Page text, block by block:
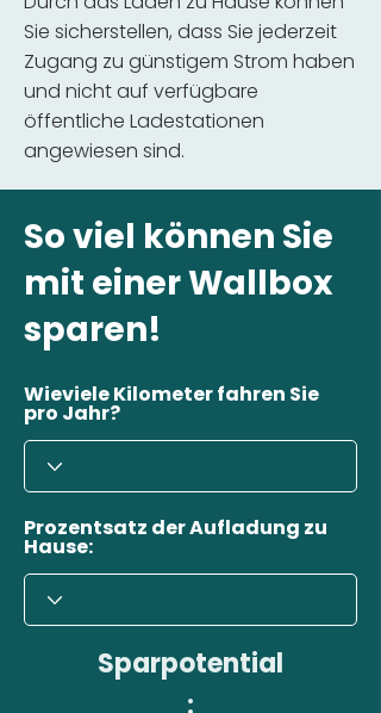
Sie sicherstellen, dass Sie jederzeit
Zugang zu günstigem Strom haben
und nicht auf verfügbare
öffentliche Ladestationen
angewiesen sind.
So viel können Sie
mit einer Wallbox
sparen!
Wieviele Kilometer fahren Sie
pro Jahr?
Prozentsatz der Aufladung zu
Hause:
Sparpotential
: